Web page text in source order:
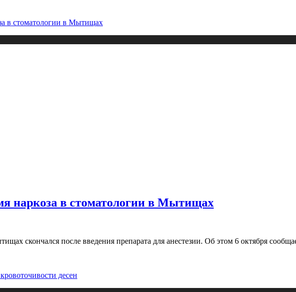
наркоза в стоматологии в Мытищах
скончался после введения препарата для анестезии. Об этом 6 октября